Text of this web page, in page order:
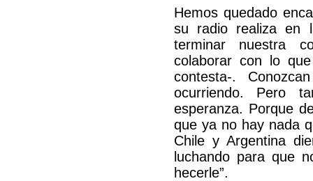
Hemos quedado
su radio realiza en
terminar nuestra
colaborar con lo
contesta-.
ocurriendo. Pero
esperanza. Porque
que ya no hay nada
Chile y Argentina
luchando para que
hecerle”.